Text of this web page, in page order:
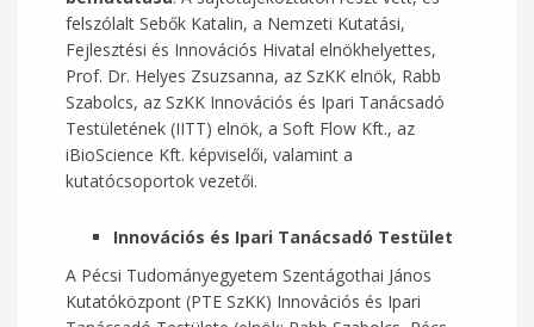
felszólalt Sebők Katalin, a Nemzeti Kutatási,
Fejlesztési és Innovációs Hivatal elnökhelyettes,
Prof. Dr. Helyes Zsuzsanna, az SzKK elnök, Rabb
Szabolcs, az SzKK Innovációs és Ipari Tanácsadó
Testületének (IITT) elnök, a Soft Flow Kft., az
iBioScience Kft. képviselői, valamint a
kutatócsoportok vezetői.
Innovációs és Ipari Tanácsadó Testület
A Pécsi Tudományegyetem Szentágothai János
Kutatóközpont (PTE SzKK) Innovációs és Ipari